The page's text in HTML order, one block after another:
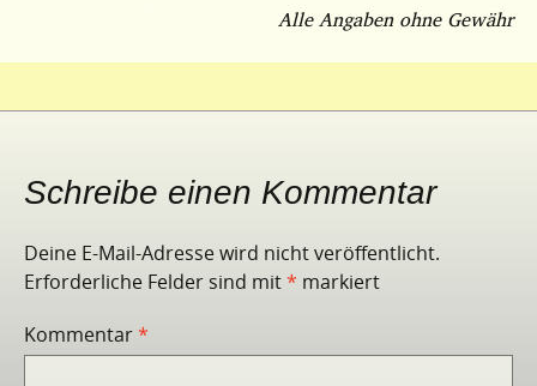
Alle Angaben ohne Gewähr
Schreibe einen Kommentar
Deine E-Mail-Adresse wird nicht veröffentlicht.
Erforderliche Felder sind mit* markiert
Kommentar*